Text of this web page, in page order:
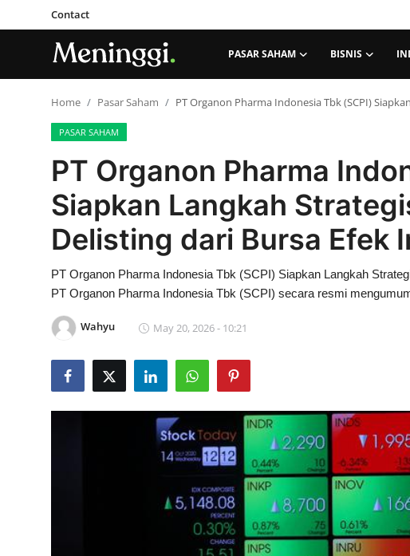
Contact
PASAR SAHAM BISNIS
Contact
Pasar Saham
Industri
Obligasi & Reksadana
Rekomendasi
Home Pasar Saham PT Organon Pharma Indonesia Tbk (SCPI)
PASAR SAHAM
PT Organon Pharma
Siapkan Langkah
Delisting dari Bursa Efek
PT Organon Pharma Indonesia Tbk (SCPI) Siapkan Langkah
PT Organon Pharma Indonesia Tbk (SCPI) secara resmi
Wahyu May 20, 2026 - 10:21